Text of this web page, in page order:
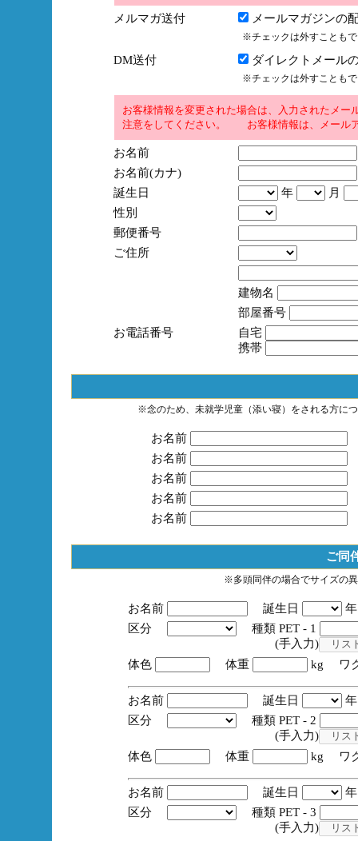
メルマガ送付 メールマガジンの
※チェックは外すことも
DM送付 ダイレクトメール
※チェックは外すことも
お客様情報を変更された場合は、入力されたメ
注意をしてください。 お客様情報は、メール
お名前
お名前(カナ)
誕生日
年
月
性別
郵便番号
ご住所
建物名
部屋番号
お電話番号
自宅
携帯
※念のため、未就学児童（添い寝）をされる方に
お名前
お名前
お名前
お名前
お名前
ご同
※多頭同伴の場合でサイズの
お名前 誕生日
区分
種類 PET - 1
(手入力)
体色
体重 kg ワ
お名前 誕生日
区分
種類 PET - 2
(手入力)
体色
体重 kg ワ
お名前 誕生日
区分
種類 PET - 3
(手入力)